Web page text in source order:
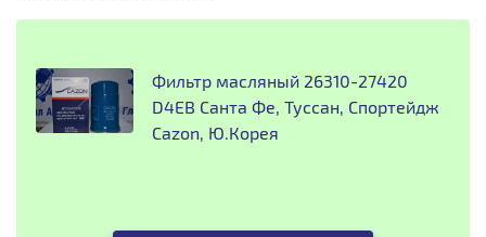
Фильтр масляный 26310-27420
D4EB Санта Фе, Туссан, Спортейдж
Cazon, Ю.Корея